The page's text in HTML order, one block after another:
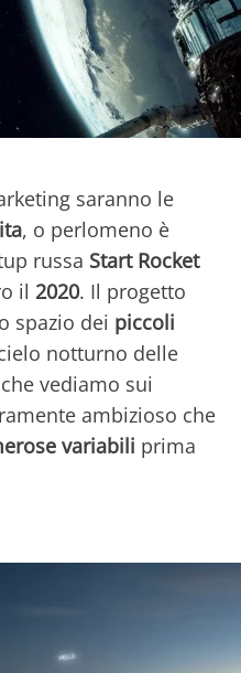
saranno le
, o perlomeno è
russa Start Rocket
il 2020. Il progetto
spazio dei piccoli
notturno delle
vediamo sui
ambizioso che
variabili prima